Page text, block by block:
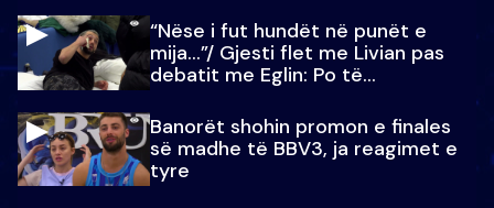
“Nëse i fut hundët në punët e
mija…”/ Gjesti flet me Livian pas
debatit me Eglin: Po të
Banorët shohin promon e finales
së madhe të BBV3, ja reagimet e
tyre